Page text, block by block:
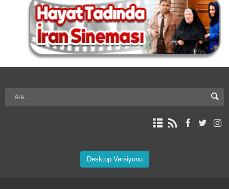
Desktop Versiyonu